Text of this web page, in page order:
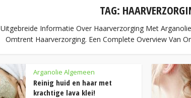
TAG:
Uitgebreide Informatie Over Haarverzorging Met
Omtrent Haarverzorging. Een Complete Overview Van
Arganolie Algemeen
Reinig huid en haar met
krachtige lava klei!